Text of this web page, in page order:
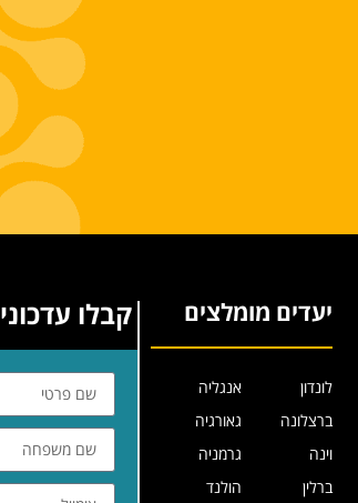
יעדים מומלצים
לונדון
ברצלונה
וינה
ברלין
אנגליה
גאורגיה
גרמניה
הולנד
קבלו